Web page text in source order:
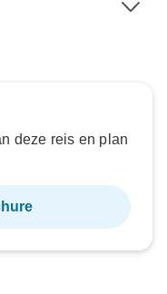
deze reis en plan